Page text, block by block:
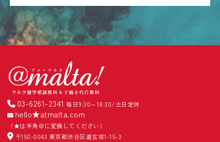
03-6261-2341 毎日9:30～18:30/土日定休
hello★atmalta.com
（★は半角＠に変換してください）
〒150-0043 東京都渋谷区道玄坂1-15-3